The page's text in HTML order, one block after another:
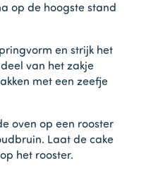
op de hoogste stand
en strijk het
van het zakje
met een zeefje
oven op een rooster
Laat de cake
het rooster.